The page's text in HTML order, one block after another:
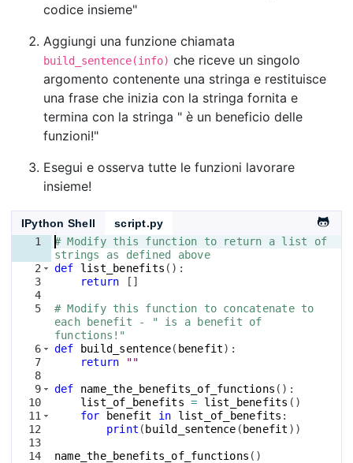
codice insieme"
Aggiungi una funzione chiamata
build_sentence(info) che riceve un singolo
argomento contenente una stringa e restituisce
una frase che inizia con la stringa fornita e
termina con la stringa " è un beneficio delle
funzioni!"
Esegui e osserva tutte le funzioni lavorare
insieme!
IPython Shell
script.py
1
2
3
4
5
6
7
8
9
10
11
12
13
14
# Modify this function to return a list of
strings as defined above
def
list_benefits ( ) :
return
[ ]
# Modify this function to concatenate to
each benefit - " is a benefit of
functions!"
def
build_sentence( benefit) :
return
""
def name_the_benefits_of_functions ( ) :
list_of_benefits = list_benefits ( )
for
benefit in list_of_benefits :
print ( build_sentence ( benefit ))
name_the_benefits_of_functions ( )